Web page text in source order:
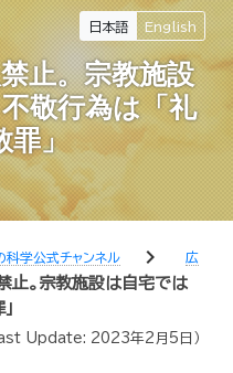
日本語 English
止。宗教施設
敬行為は「礼
罪」
科学公式チャンネル chevron_right
広
止。宗教施設は自宅では
Update: 2023年2月5日 ）